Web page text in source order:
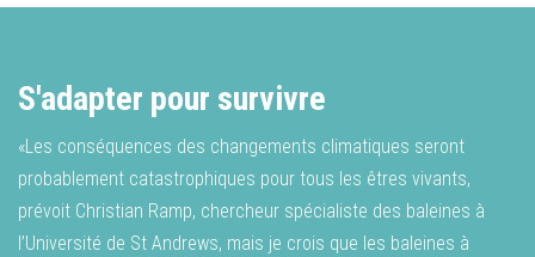
S'adapter pour survivre
«Les conséquences des changements climatiques seront
probablement catastrophiques pour tous les êtres vivants,
prévoit Christian Ramp, chercheur spécialiste des baleines à
l’Université de St Andrews, mais je crois que les baleines à